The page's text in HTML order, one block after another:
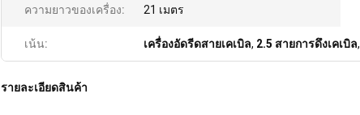
ความยาวของเครื่อง: 21 เมตร
เน้น: เครื่องอัดรีดสายเคเบิล, 2.5 สายการดึงเคเบิล,
รายละเอียดสินค้า